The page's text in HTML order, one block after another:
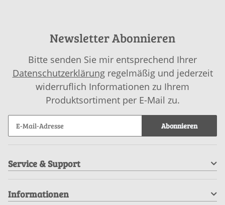
Newsletter Abonnieren
Bitte senden Sie mir entsprechend Ihrer
Datenschutzerklärungregelmäßig und jederzeit
widerruflich Informationen zu Ihrem
Produktsortiment per E-Mail zu.
Abonnieren
Service & Support
Informationen